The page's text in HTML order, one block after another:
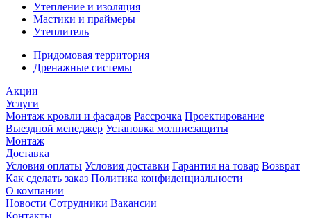
Утепление и изоляция
Мастики и праймеры
Утеплитель
Придомовая территория
Дренажные системы
Акции
Услуги
Монтаж кровли и фасадов Рассрочка Проектирование
Выездной менеджер Установка молниезащиты
Монтаж
Доставка
Условия оплаты Условия доставки Гарантия на товар Возврат
Как сделать заказ Политика конфиденциальности
О компании
Новости Сотрудники Вакансии
Контакты